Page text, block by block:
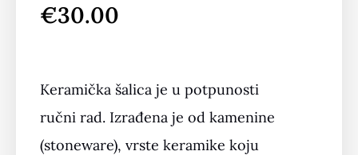
€30.00
Keramička šalica je u potpunosti
ručni rad. Izrađena je od kamenine
(stoneware), vrste keramike koju